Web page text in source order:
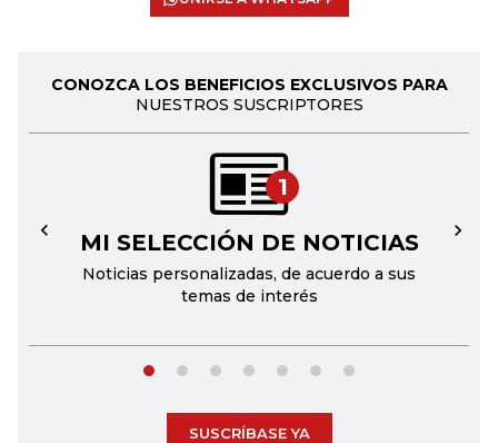
CONOZCA LOS BENEFICIOS EXCLUSIVOS PARA
NUESTROS SUSCRIPTORES
1
MI SELECCIÓN DE NOTICIAS
Noticias personalizadas, de acuerdo a sus
temas de interés
← →
SUSCRÍBASE YA